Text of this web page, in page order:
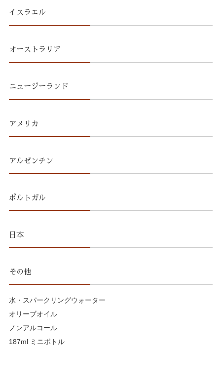
イスラエル
オーストラリア
ニュージーランド
アメリカ
アルゼンチン
ポルトガル
日本
その他
水・スパークリングウォーター
オリーブオイル
ノンアルコール
187ml ミニボトル